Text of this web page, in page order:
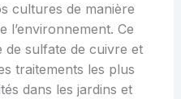
cultures de manière
l’environnement. Ce
sulfate de cuivre et
traitements les plus
dans les jardins et